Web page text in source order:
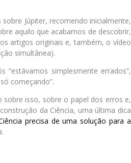
Júpiter, recomendo inicialmente,
aquilo que acabamos de descobrir,
artigos originais e, também, o vídeo
simultânea).
“estávamos simplesmente errados”,
começando”.
isso, sobre o papel dos erros e,
da Ciência, uma última dica
precisa de uma solução para a